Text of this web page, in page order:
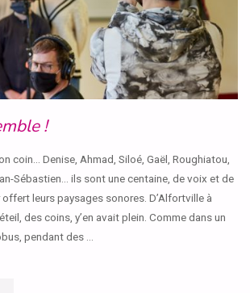
" !
coin… Denise, Ahmad, Siloé, Gaël, Roughiatou,
Sébastien… ils sont une centaine, de voix et de
leurs paysages sonores. D’Alfortville à
des coins, y’en avait plein. Comme dans un
pendant des …